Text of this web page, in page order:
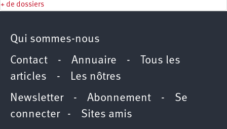
+ de dossiers
Qui sommes-nous
Contact - Annuaire -
Tous les
articles - Les nôtres
Newsletter- Abonnement - Se
connecter- Sites amis